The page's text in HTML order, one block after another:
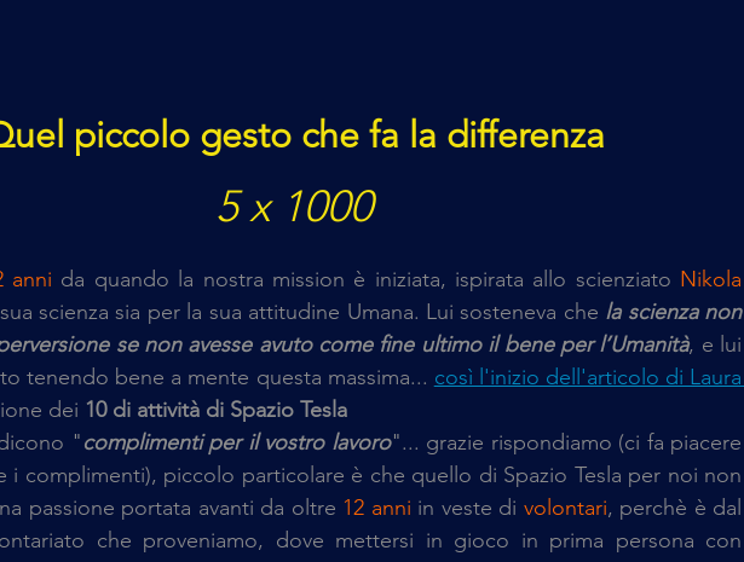
piccolo gesto che fa la differenza
5 x 1000
anni da quando la nostra mission è iniziata, ispirata allo scienziato Nikola
scienza sia per la sua attitudine Umana. Lui sosteneva che la scienza non
se non avesse avuto come fine ultimo il bene per l’Umanità, e lui
tenendo bene a mente questa massima... così l'inizio dell'articolo di Laura
dei 10 di attività di Spazio Tesla
"complimenti per il vostro lavoro"... grazie rispondiamo (ci fa piacere
i complimenti), piccolo particolare è che quello di Spazio Tesla per noi non
passione portata avanti da oltre 12 anni in veste di volontari, perchè è dal
che proveniamo, dove mettersi in gioco in prima persona con